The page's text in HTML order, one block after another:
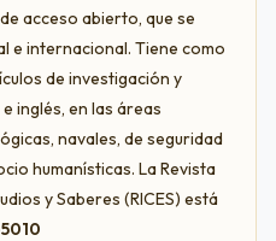
acceso abierto, que se
e internacional. Tiene como
de investigación y
inglés, en las áreas
navales, de seguridad
humanísticas. La Revista
y Saberes (RICES) está